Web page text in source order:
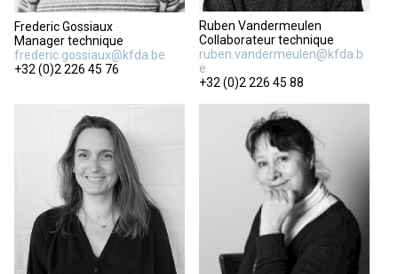
Frederic Gossiaux
Manager technique
frederic.gossiaux@kfda.be
+32 (0)2 226 45 76
Ruben Vandermeulen
Collaborateur technique
ruben.vandermeulen@kfda.b
e
+32 (0)2 226 45 88